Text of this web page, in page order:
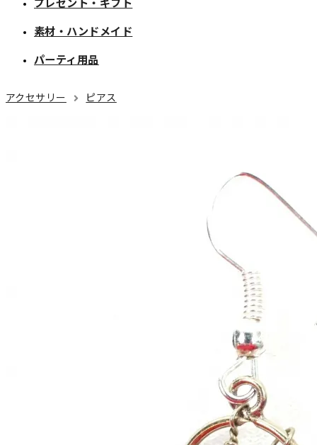
プレゼント・ギフト
素材・ハンドメイド
パーティ用品
アクセサリー ピアス